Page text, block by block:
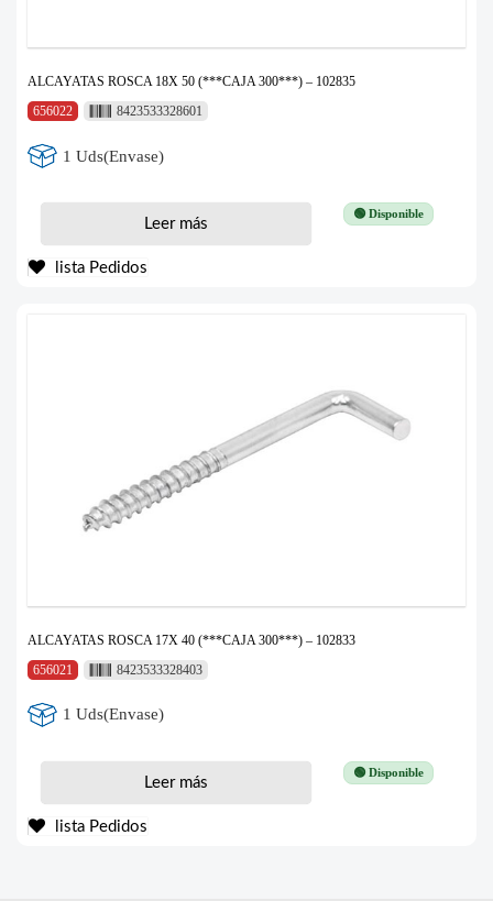
ALCAYATAS ROSCA 18X 50 (***CAJA 300***) – 102835
656022
8423533328601
1 Uds(Envase)
🟢 Disponible
Leer más
lista Pedidos
ALCAYATAS ROSCA 17X 40 (***CAJA 300***) – 102833
656021
8423533328403
1 Uds(Envase)
🟢 Disponible
Leer más
lista Pedidos